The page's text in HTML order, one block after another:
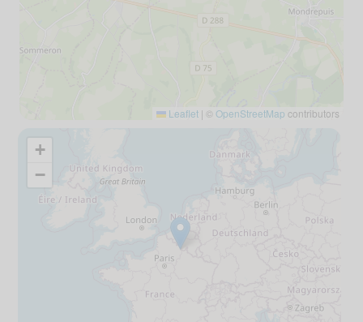
Leaflet | © OpenStreetMap contributors
+
−